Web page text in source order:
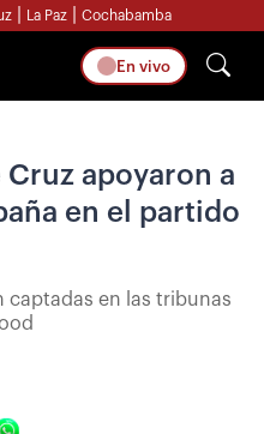
La Paz Cochabamba
En vivo
Cruz apoyaron a
en el partido
captadas en las tribunas